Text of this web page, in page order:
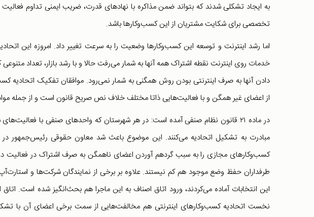
به ایجاد تشکلی شدند که بتواند ضمن مذاکره با نهادهای قدرت، ضریب ایمنی تداوم
تخصصی برای شکایت مشتریان از این کسب‌وکارها باشد.
خدمات روی اینترنت نقطه اشتراک همه آنها به شمار می‌ر‌فت حالا و با رشد بازار، تعداد
دادن آنها به صرف اینترنتی بودن روش همگنی به شمار نمی‌رود. موافقان تفکیک اتحادیه
از اعضای غیر همگن و با فعالیت‌هایی ذاتا مختلف خلاف نص صریح قانون است و از جمله مواد ۷ و ۲۱ قانون نظام صنفی
در ماده ۲۱ قانون نظام صنفی آمده است: در هر شهرستان که واحدهای صنفی با
کسب‌وکارهای مجازی را به سبب گردهم آوردن اعضای ناهمگن به صرف اشتراک در فعالیت
طرفداران حفظ وضع موجود هم کم نیستند. علاوه بر برخی از نمایندگان شرکت‌ها و
این انتخابات آماده می‌کردند، ورود اتاق اصناف به این ماجرا هم بحث‌انگیز شده است.
نخست اتحادیه کسب‌وکارهای اینترنتی هم مخالفت‌هایی از سمت برخی اعضای آن با تشکیل